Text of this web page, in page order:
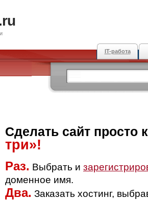
IT-работа
Сделать сайт просто
три»!
Раз. Выбрать и
доменное имя.
Два. Заказать хостинг,